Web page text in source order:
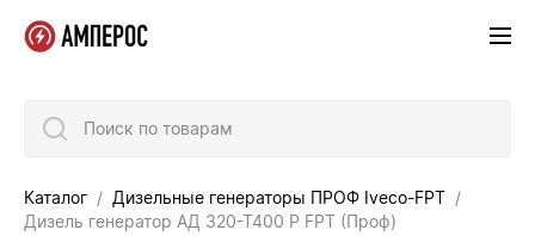
Поиск по товарам
Каталог
Дизельные генераторы ПРОФ Iveco-FPT
Дизель генератор АД 320-Т400 P FPT (Проф)